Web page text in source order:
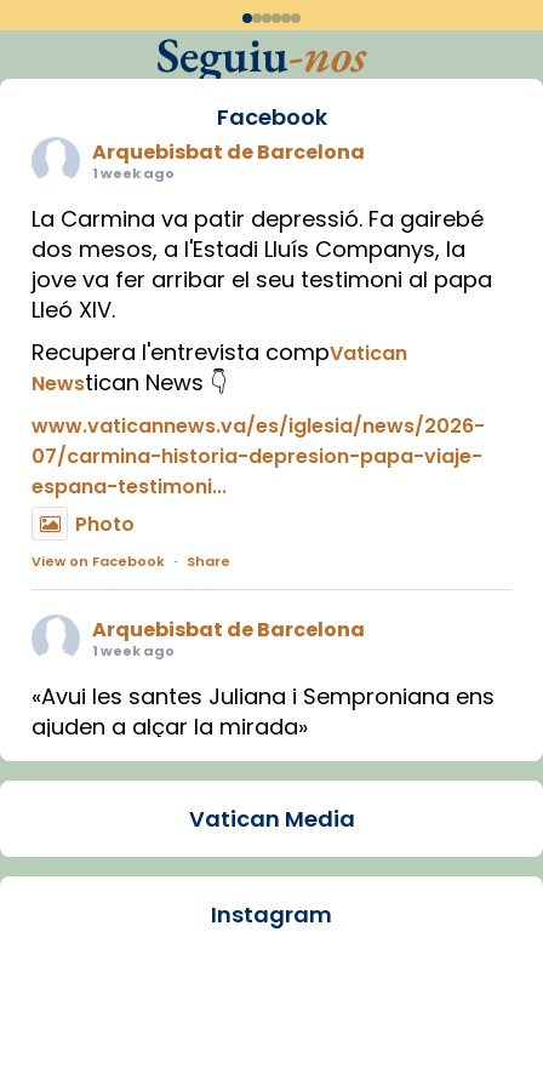
Seguiu-nos
Facebook
Arquebisbat de Barcelona
1 week ago
La Carmina va patir depressió. Fa gairebé
dos mesos, a l'Estadi Lluís Companys, la
jove va fer arribar el seu testimoni al papa
Lleó XIV.
Recupera l'entrevista compVatican
Newstican News 👇
www.vaticannews.va/es/iglesia/news/2026-
07/carmina-historia-depresion-papa-viaje-
espana-testimoni...
Photo
View on Facebook · Share
Arquebisbat de Barcelona
1 week ago
«Avui les santes Juliana i Semproniana ens
ajuden a alçar la mirada»
Mons. Sergi Gordo, bisbe de Tortosa, ha
Santes de Mataró.
🔗tinyurl.com/cvu5jmbk
Vatican Media
Instagram